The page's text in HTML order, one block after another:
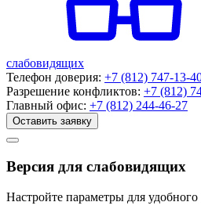
слабовидящих
Телефон доверия: +7 (812) 747-13-
Разрешение конфликтов: +7 (812)
Главный офис: +7 (812) 244-46-27
Оставить заявку
Версия для слабовидящих
Настройте параметры для